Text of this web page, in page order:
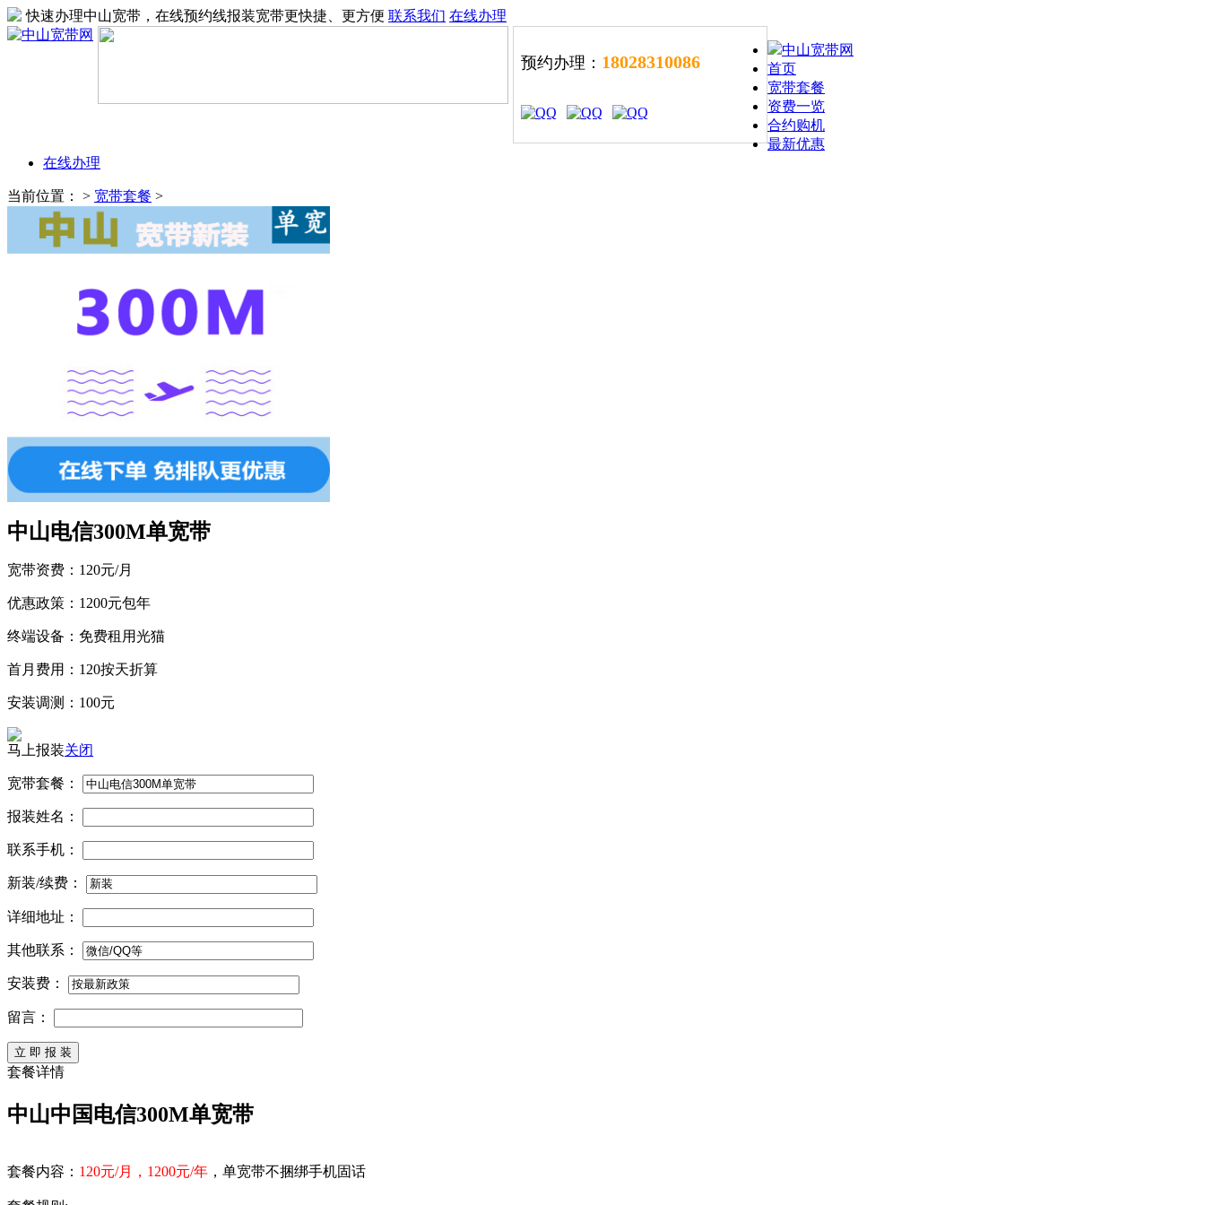
快速办理中山宽带，在线预约线报装宽带更快捷、更方便 联系我们 在线办理
预约办理： 18028310086
中山宽带网
首页
宽带套餐
资费一览
合约购机
最新优惠
在线办理
当前位置： > 宽带套餐 >
中山电信300M单宽带
宽带资费： 120元/月
优惠政策： 1200元包年
终端设备： 免费租用光猫
首月费用： 120按天折算
安装调测： 100元
马上报装关闭
宽带套餐：
报装姓名：
联系手机：
新装/续费：
详细地址：
其他联系：
安装费：
留言：
套餐详情
中山中国电信300M单宽带
套餐内容： 120元/月，1200元/年 ，单宽带不捆绑手机固话